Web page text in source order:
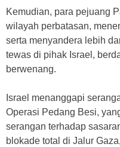
Kemudian, para pejuang
wilayah perbatasan,
serta menyandera lebih
tewas di pihak Israel,
berwenang.
Israel menanggapi
Operasi Pedang Besi,
serangan terhadap
blokade total di Jalur